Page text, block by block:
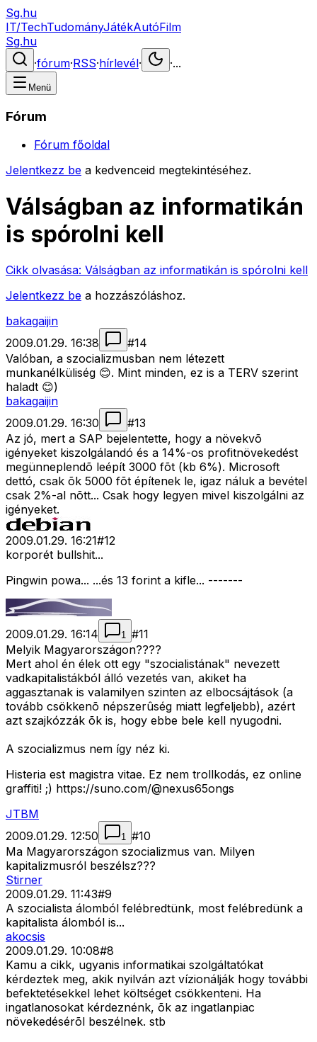
Sg.hu
IT/TechTudományJátékAutóFilm
Sg.hu
·fórum·RSS·hírlevél· ·...
Menü
Fórum
Fórum főoldal
Jelentkezz be a kedvenceid megtekintéséhez.
Válságban az informatikán
is spórolni kell
Cikk olvasása: Válságban az informatikán is spórolni kell
Jelentkezz be a hozzászóláshoz.
bakagaijin
2009.01.29. 16:38
#14
Valóban, a szocializmusban nem létezett
munkanélküliség 😊. Mint minden, ez is a TERV szerint
haladt 😊)
bakagaijin
2009.01.29. 16:30
#13
Az jó, mert a SAP bejelentette, hogy a növekvõ
igényeket kiszolgálandó és a 14%-os profitnövekedést
megünneplendõ leépít 3000 fõt (kb 6%). Microsoft
dettó, csak õk 5000 fõt építenek le, igaz náluk a bevétel
csak 2%-al nõtt... Csak hogy legyen mivel kiszolgálni az
igényeket.
2009.01.29. 16:21#12
korporét bullshit...
Pingwin powa... ...és 13 forint a kifle... -------
2009.01.29. 16:14 1 #11
Melyik Magyarországon????
Mert ahol én élek ott egy "szocialistának" nevezett
vadkapitalistákból álló vezetés van, akiket ha
aggasztanak is valamilyen szinten az elbocsájtások (a
tovább csökkenõ népszerûség miatt legfeljebb), azért
azt szajkózzák õk is, hogy ebbe bele kell nyugodni.
A szocializmus nem így néz ki.
Histeria est magistra vitae. Ez nem trollkodás, ez online
graffiti! ;) https://suno.com/@nexus65ongs
JTBM
2009.01.29. 12:50
1 #10
Ma Magyarországon szocializmus van. Milyen
kapitalizmusról beszélsz???
Stirner
2009.01.29. 11:43#9
A szocialista álomból felébredtünk, most felébredünk a
kapitalista álomból is...
akocsis
2009.01.29. 10:08#8
Kamu a cikk, ugyanis informatikai szolgáltatókat
kérdeztek meg, akik nyilván azt vízionálják hogy további
befektetésekkel lehet költséget csökkenteni. Ha
ingatlanosokat kérdeznénk, õk az ingatlanpiac
növekedésérõl beszélnek. stb